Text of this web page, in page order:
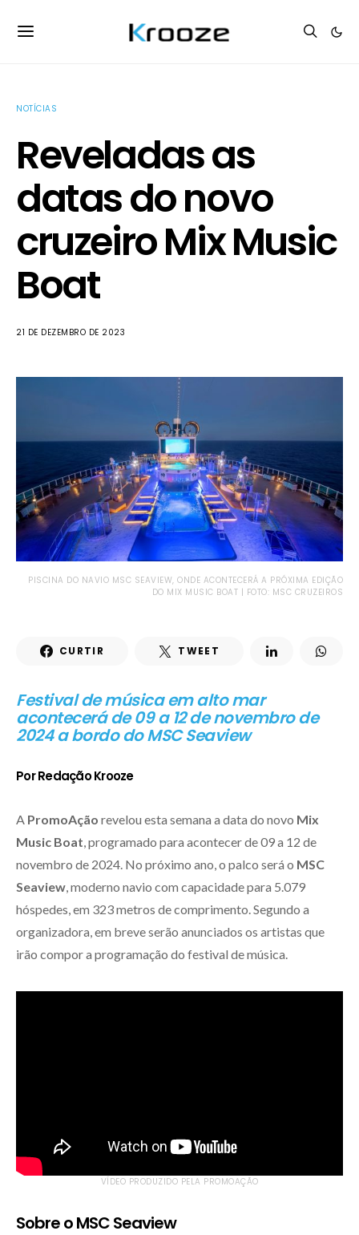
NOTÍCIAS
Reveladas as
datas do novo
cruzeiro Mix Music
Boat
21 DE DEZEMBRO DE 2023
PISCINA DO NAVIO MSC SEAVIEW, ONDE ACONTECERÁ A PRÓXIMA EDIÇÃO
DO MIX MUSIC BOAT | FOTO: MSC CRUZEIROS
CURTIR TWEET
Festival de música em alto mar
acontecerá de 09 a 12 de novembro de
2024 a bordo do MSC Seaview
Por Redação Krooze
A PromoAção revelou esta semana a data do novo Mix
Music Boat , programado para acontecer de 09 a 12 de
novembro de 2024. No próximo ano, o palco será o MSC
Seaview , moderno navio com capacidade para 5.079
hóspedes, em 323 metros de comprimento. Segundo a
organizadora, em breve serão anunciados os artistas que
irão compor a programação do festival de música.
VÍDEO PRODUZIDO PELA PROMOAÇÃO
Sobre o MSC Seaview